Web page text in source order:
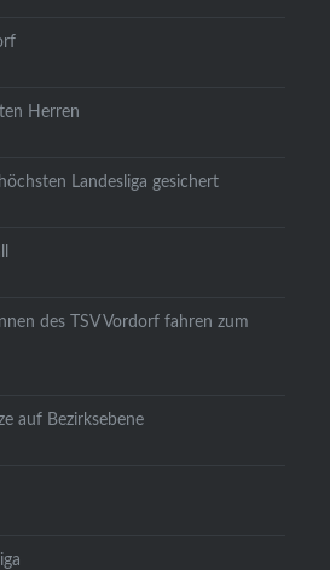
Herren
Landesliga gesichert
des TSV Vordorf fahren zum
auf Bezirksebene